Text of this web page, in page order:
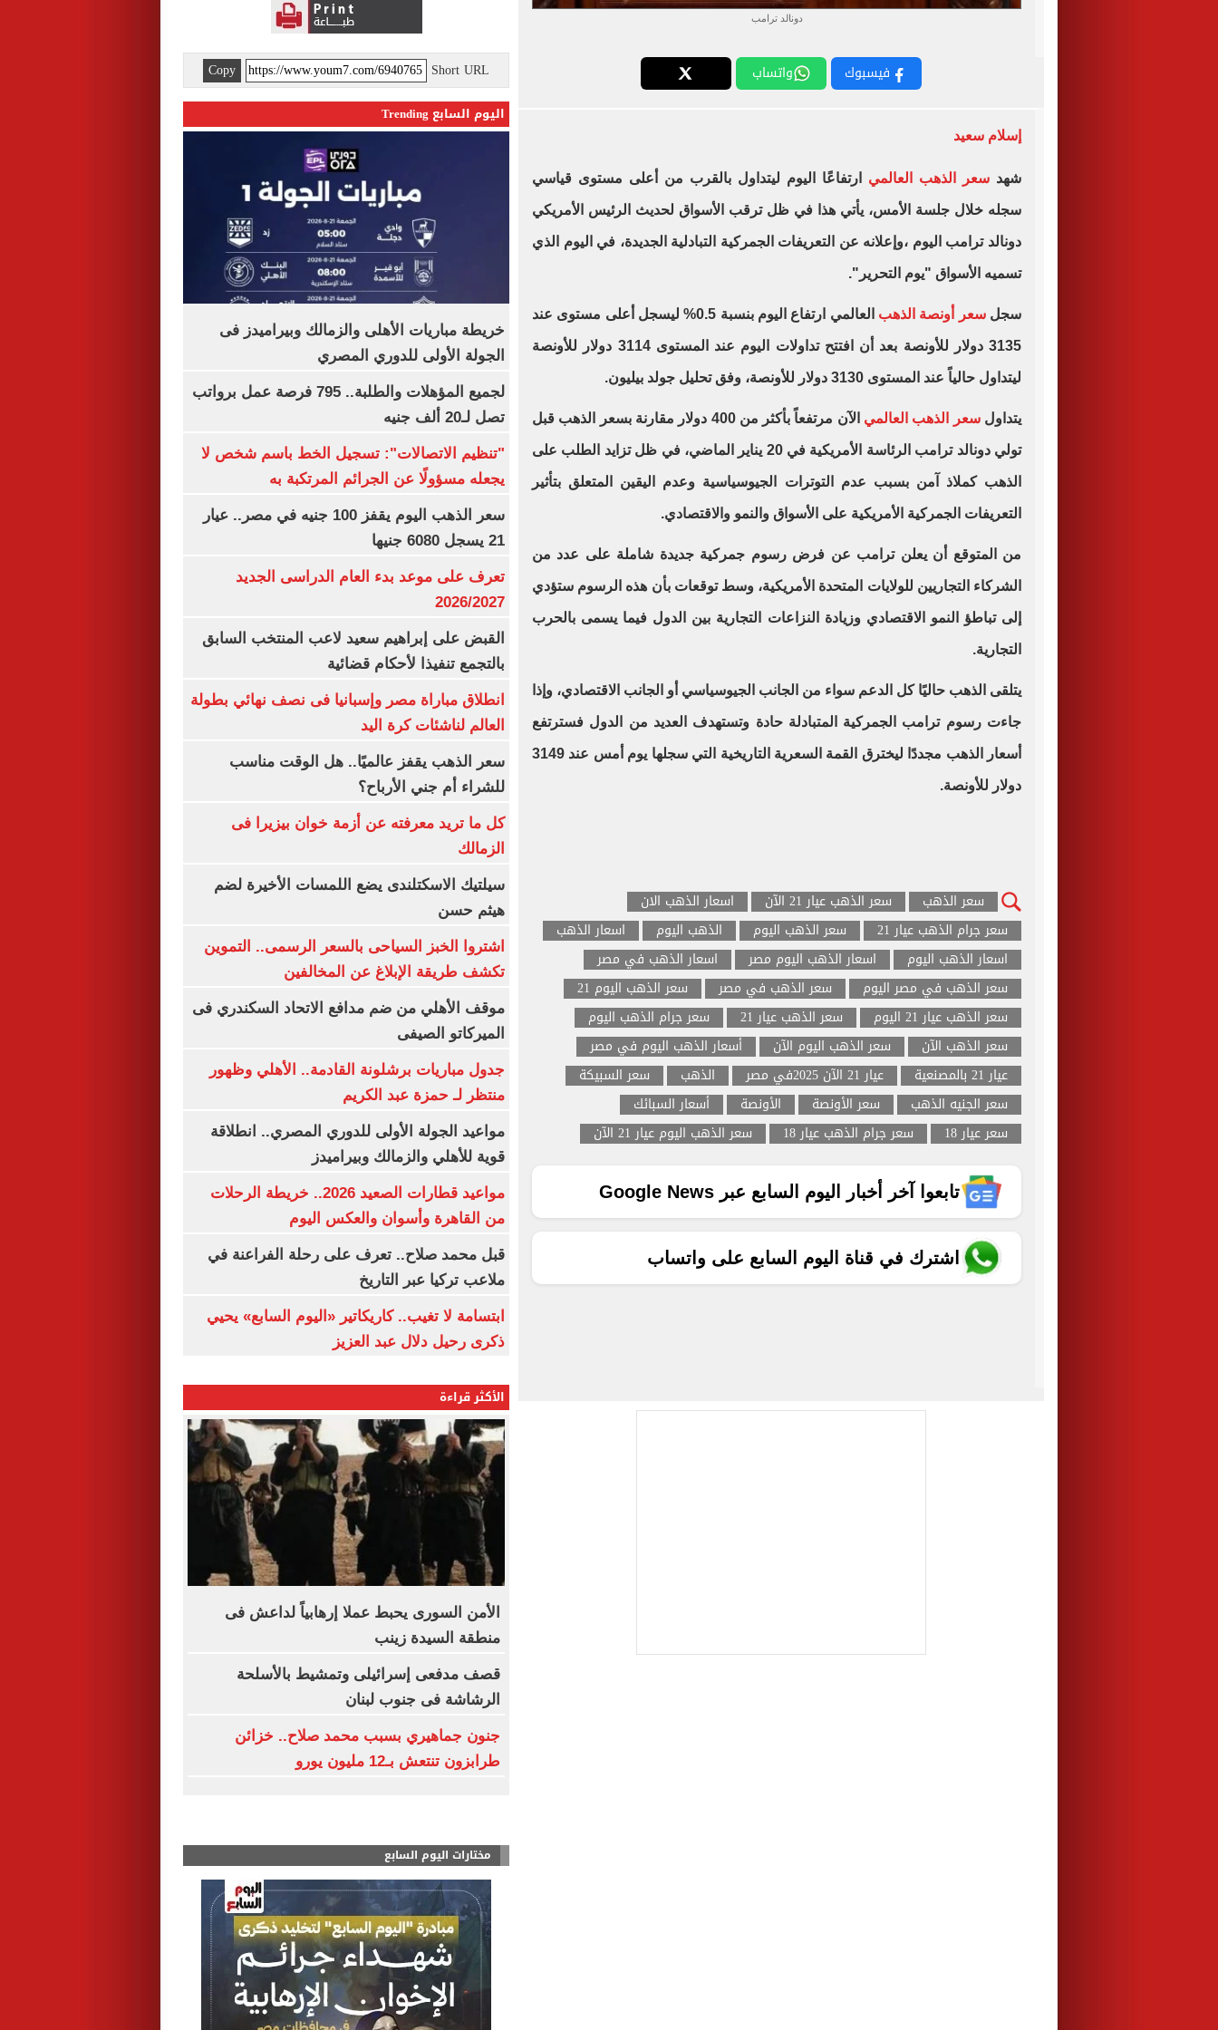
دونالد ترامب
فيسبوك واتساب
إسلام سعيد
شهد سعر الذهب العالمي ارتفاعًا اليوم ليتداول بالقرب من أعلى مستوى قياسي
سجله خلال جلسة الأمس، يأتي هذا في ظل ترقب الأسواق لحديث الرئيس الأمريكي
دونالد ترامب اليوم ،وإعلانه عن التعريفات الجمركية التبادلية الجديدة، في اليوم الذي
تسميه الأسواق "يوم التحرير".
سجلسعر أونصة الذهب العالمي ارتفاع اليوم بنسبة 0.5% ليسجل أعلى مستوى عند
3135 دولار للأونصة بعد أن افتتح تداولات اليوم عند المستوى 3114 دولار للأونصة
ليتداول حالياً عند المستوى 3130 دولار للأونصة، وفق تحليل جولد بيليون.
يتداول سعر الذهب العالمي الآن مرتفعاً بأكثر من 400 دولار مقارنة بسعر الذهب قبل
تولي دونالد ترامب الرئاسة الأمريكية في 20 يناير الماضي، في ظل تزايد الطلب على
الذهب كملاذ آمن بسبب عدم التوترات الجيوسياسية وعدم اليقين المتعلق بتأثير
التعريفات الجمركية الأمريكية على الأسواق والنمو والاقتصادي.
من المتوقع أن يعلن ترامب عن فرض رسوم جمركية جديدة شاملة على عدد من
الشركاء التجاريين للولايات المتحدة الأمريكية، وسط توقعات بأن هذه الرسوم ستؤدي
إلى تباطؤ النمو الاقتصادي وزيادة النزاعات التجارية بين الدول فيما يسمى بالحرب
التجارية.
يتلقى الذهب حاليًا كل الدعم سواء من الجانب الجيوسياسي أو الجانب الاقتصادي، وإذا
جاءت رسوم ترامب الجمركية المتبادلة حادة وتستهدف العديد من الدول فسترتفع
أسعار الذهب مجددًا ليخترق القمة السعرية التاريخية التي سجلها يوم أمس عند 3149
دولار للأونصة.
سعر الذهب سعر الذهب عيار 21 الآن
اسعار الذهب الان
سعر جرام الذهب عيار 21
سعر الذهب اليوم الذهب اليوم
اسعار الذهب
اسعار الذهب اليوم
اسعار الذهب اليوم مصر
اسعار الذهب في مصر
سعر الذهب في مصر اليوم
سعر الذهب في مصر
سعر الذهب اليوم 21
سعر الذهب عيار 21 اليوم
سعر الذهب عيار 21
سعر جرام الذهب اليوم
سعر الذهب الآن
سعر الذهب اليوم الآن
أسعار الذهب اليوم في مصر
عيار 21 بالمصنعية
عيار 21 الآن 2025في مصر الذهب
سعر السبيكة
سعر الجنيه الذهب
سعر الأونصة الأونصة
أسعار السبائك
سعر عيار 18
سعر جرام الذهب عيار 18 سعر الذهب اليوم عيار 21 الآن
تابعوا آخر أخبار اليوم السابع عبر Google News
اشترك في قناة اليوم السابع على واتساب
Short URL
Copy
اليوم السابع Trending
خريطة مباريات الأهلى والزمالك وبيراميدز فى
الجولة الأولى للدوري المصري
لجميع المؤهلات والطلبة.. 795 فرصة عمل برواتب
تصل لـ20 ألف جنيه
"تنظيم الاتصالات": تسجيل الخط باسم شخص لا
يجعله مسؤولًا عن الجرائم المرتكبة به
سعر الذهب اليوم يقفز 100 جنيه في مصر.. عيار
21 يسجل 6080 جنيها
تعرف على موعد بدء العام الدراسى الجديد
2026/2027
القبض على إبراهيم سعيد لاعب المنتخب السابق
بالتجمع تنفيذا لأحكام قضائية
انطلاق مباراة مصر وإسبانيا فى نصف نهائي بطولة
العالم لناشئات كرة اليد
سعر الذهب يقفز عالميًا.. هل الوقت مناسب
للشراء أم جني الأرباح؟
كل ما تريد معرفته عن أزمة خوان بيزيرا فى
الزمالك
سيلتيك الاسكتلندى يضع اللمسات الأخيرة لضم
هيثم حسن
اشتروا الخبز السياحى بالسعر الرسمى.. التموين
تكشف طريقة الإبلاغ عن المخالفين
موقف الأهلي من ضم مدافع الاتحاد السكندري فى
الميركاتو الصيفى
جدول مباريات برشلونة القادمة.. الأهلي وظهور
منتظر لـ حمزة عبد الكريم
مواعيد الجولة الأولى للدوري المصري.. انطلاقة
قوية للأهلي والزمالك وبيراميدز
مواعيد قطارات الصعيد 2026.. خريطة الرحلات
من القاهرة وأسوان والعكس اليوم
قبل محمد صلاح.. تعرف على رحلة الفراعنة في
ملاعب تركيا عبر التاريخ
ابتسامة لا تغيب.. كاريكاتير «اليوم السابع» يحيي
ذكرى رحيل دلال عبد العزيز
الأكثر قراءة
الأمن السورى يحبط عملا إرهابياً لداعش فى
منطقة السيدة زينب
قصف مدفعى إسرائيلى وتمشيط بالأسلحة
الرشاشة فى جنوب لبنان
جنون جماهيري بسبب محمد صلاح.. خزائن
طرابزون تنتعش بـ12 مليون يورو
مختارات اليوم السابع